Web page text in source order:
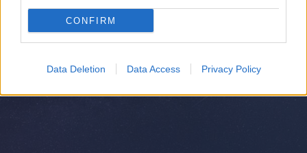
CONFIRM
Data Deletion Data Access Privacy Policy